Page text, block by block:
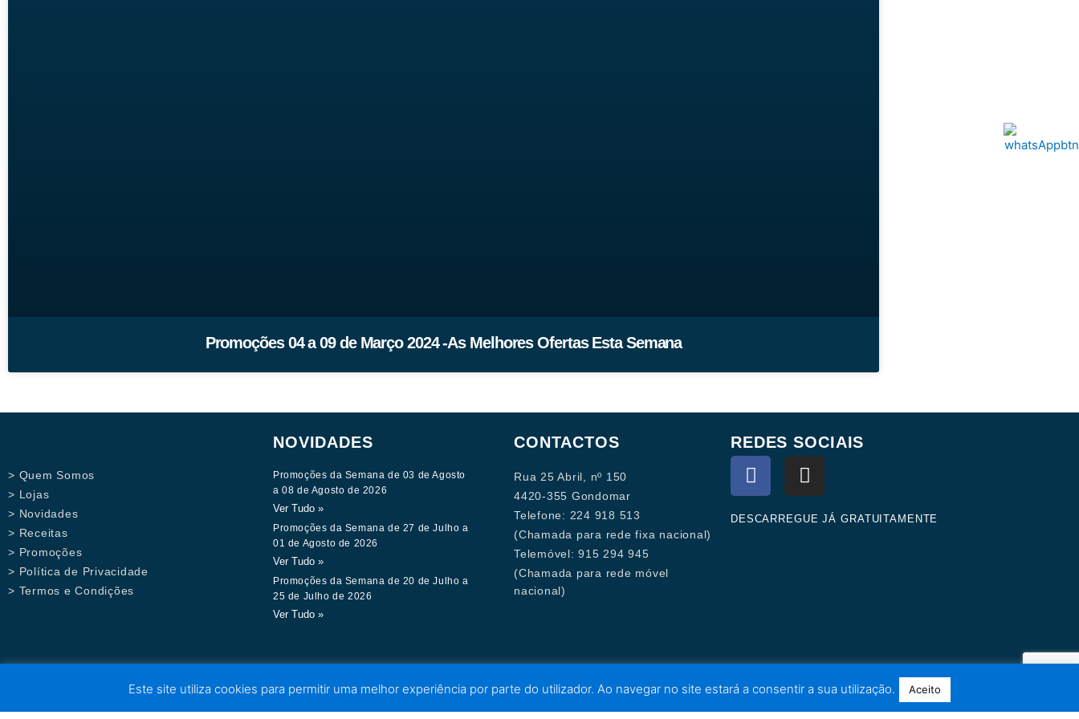
Promoções 04 a 09 de Março 2024 -As Melhores Ofertas Esta Semana
> Quem Somos
> Lojas
> Novidades
> Receitas
> Promoções
> Política de Privacidade
> Termos e Condições
NOVIDADES
Promoções da Semana de 03 de Agosto
a 08 de Agosto de 2026
Ver Tudo »
Promoções da Semana de 27 de Julho a
01 de Agosto de 2026
Ver Tudo »
Promoções da Semana de 20 de Julho a
25 de Julho de 2026
Ver Tudo »
CONTACTOS
Rua 25 Abril, nº 150
4420-355 Gondomar
Telefone: 224 918 513
(Chamada para rede fixa nacional)
Telemóvel: 915 294 945
(Chamada para rede móvel
nacional)
REDES SOCIAIS
F
a
c
e
I
n
s
t
DESCARREGUE JÁ GRATUITAMENTE
Este site utiliza cookies para permitir uma melhor experiência por parte do utilizador. Ao navegar no site estará a consentir a sua utilização. Aceito